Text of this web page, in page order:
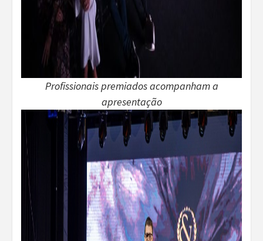
Profissionais premiados acompanham a
apresentação